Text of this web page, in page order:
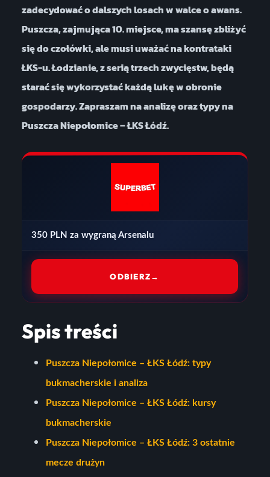
zadecydować o dalszych losach w walce o awans.
Puszcza, zajmująca 10. miejsce, ma szansę zbliżyć
się do czołówki, ale musi uważać na kontrataki
ŁKS-u. Łodzianie, z serią trzech zwycięstw, będą
starać się wykorzystać każdą lukę w obronie
gospodarzy. Zapraszam na analizę oraz typy na
Puszcza Niepołomice – ŁKS Łódź.
350 PLN za wygraną Arsenalu
ODBIERZ→
Spis treści
Puszcza Niepołomice – ŁKS Łódź: typy
bukmacherskie i analiza
Puszcza Niepołomice – ŁKS Łódź: kursy
bukmacherskie
Puszcza Niepołomice – ŁKS Łódź: 3 ostatnie
mecze drużyn